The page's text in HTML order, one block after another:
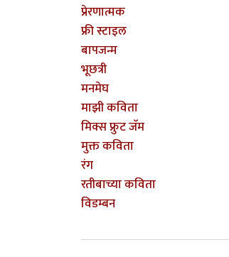
प्रेरणात्मक
फ्री स्टाइल
बापजन्म
भूछत्री
मनमेघ
माझी कविता
मिक्स फ्रुट जॅम
मुक्त कविता
रंग
रतीबाच्या कविता
विडम्बन